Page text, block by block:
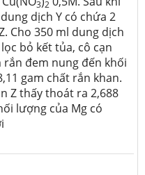
3 2
dịch Y có chứa 2
Cho 350 ml dung dịch
bỏ kết tủa, cô cạn
đem nung đến khối
gam chất rắn khan.
Z thấy thoát ra 2,688
lượng của Mg có